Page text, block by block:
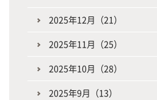
2025年12月（21）
2025年11月（25）
2025年10月（28）
2025年9月（13）